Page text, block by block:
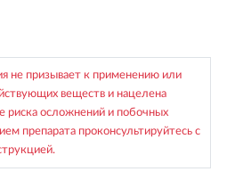
не призывает к применению или
веществ и нацелена
риска осложнений и побочных
препарата проконсультируйтесь с